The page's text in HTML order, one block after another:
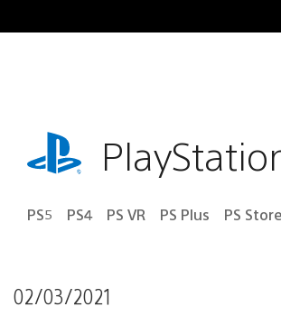
al
playstation.com
PS5 PS4 PS VR PS Plus PS Store
02/03/2021